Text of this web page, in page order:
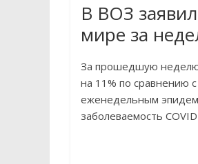
В ВОЗ
мире за
За прошедшую неделю
на 11% по сравнению
еженедельным
заболеваемость